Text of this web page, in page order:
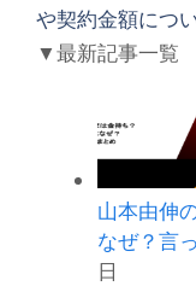
や契約金額につ
▼最新記事一覧
山本由伸
なぜ？言
日